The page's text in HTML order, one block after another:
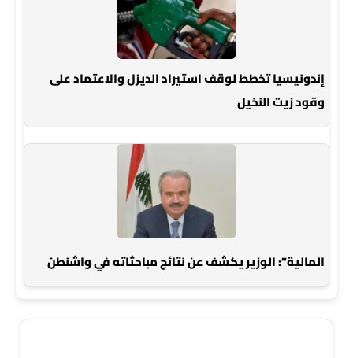
إندونيسيا تخطط لوقف استيراد الديزل والاعتماد على
وقود زيت النخيل
المالية”: الوزير يكشف عن نتائج مباحثاته في واشنطن